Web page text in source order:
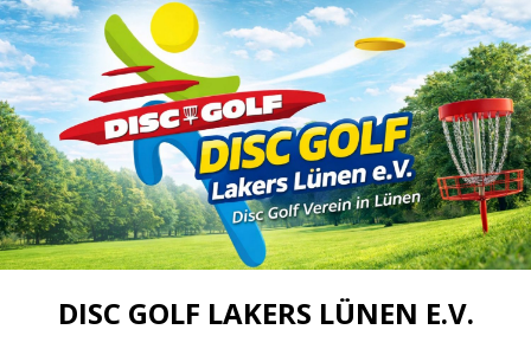
DISC GOLF LAKERS LÜNEN E.V.